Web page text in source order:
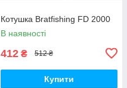
Котушка Bratfishing FD 2000
В наявності
412 ₴ 512 ₴
Купити